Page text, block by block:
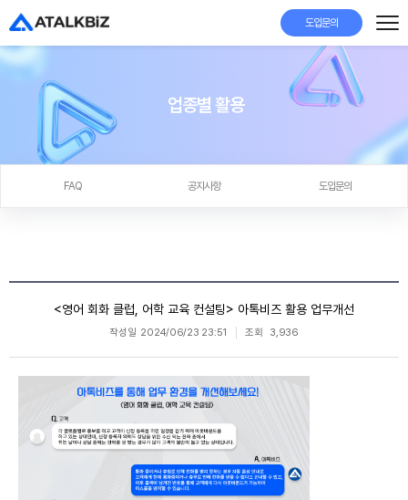
도입문의
업종별 활용
FAQ 공지사항 도입문의
<영어 회화 클럽, 어학 교육 컨설팅> 아톡비즈 활용 업무개선
작성일 2024/06/23 23:51 조회 3,936